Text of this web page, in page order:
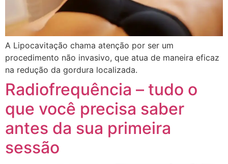
A Lipocavitação chama atenção por ser um
procedimento não invasivo, que atua de maneira eficaz
na redução da gordura localizada.
Radiofrequência – tudo o
que você precisa saber
antes da sua primeira
sessão